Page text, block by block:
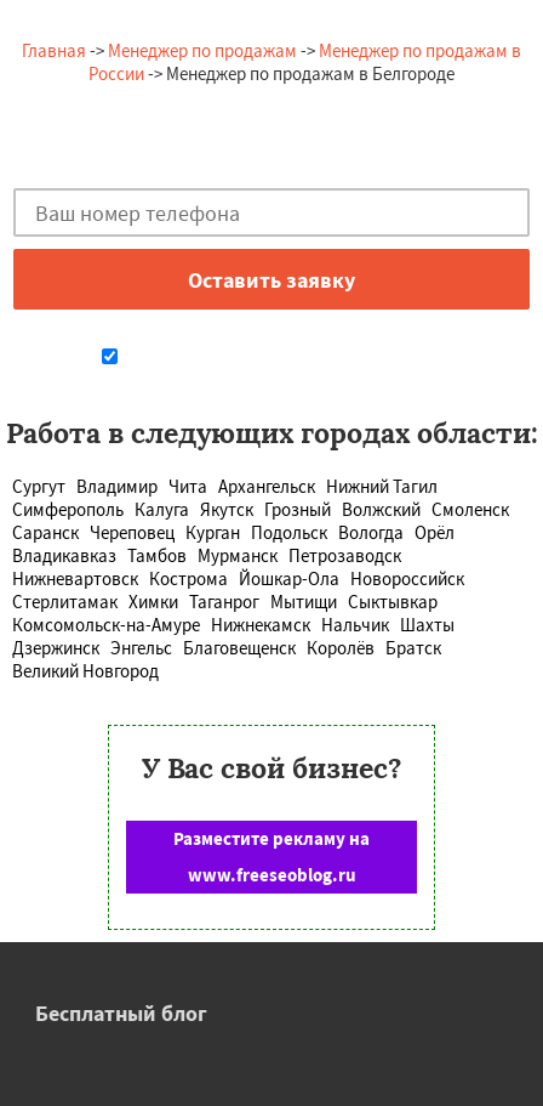
Главная -> Менеджер по продажам -> Менеджер по продажам в
России-> Менеджер по продажам в Белгороде
Работа в следующих городах области:
Сургут Владимир Чита Архангельск Нижний Тагил
Симферополь Калуга Якутск Грозный Волжский Смоленск
Саранск Череповец Курган Подольск Вологда Орёл
Владикавказ Тамбов Мурманск Петрозаводск
Нижневартовск Кострома Йошкар-Ола Новороссийск
Стерлитамак Химки Таганрог Мытищи Сыктывкар
Комсомольск-на-Амуре Нижнекамск Нальчик Шахты
Дзержинск Энгельс Благовещенск Королёв Братск
Великий Новгород
У Вас свой бизнес?
Разместите рекламу на
www.freeseoblog.ru
Бесплатный блог